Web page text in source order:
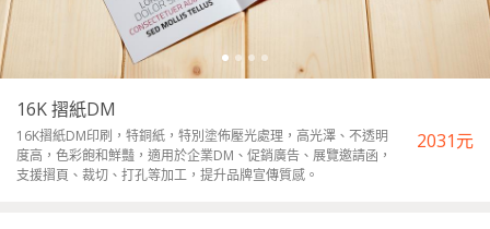
16K 摺紙DM
16K摺紙DM印刷，特銅紙，特別塗佈壓光處理，高光澤、不透明
度高，色彩飽和鮮豔，適用於企業DM、促銷廣告、展覽邀請函，
支援摺頁、裁切、打孔等加工，提升品牌宣傳質感。
2031元